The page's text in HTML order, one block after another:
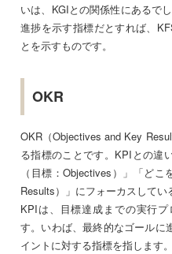
いは、KGIとの関係性にあるで
進捗を示す指標だとすれば、
とを示すものです。
OKR
OKR（Objectives and Key
る指標のことです。KPIとの違
（目標：Objectives）」「ど
Results）」にフォーカスしてい
KPIは、目標達成までの実行
す。いわば、最終的なゴールに
イントに対する指標を指します。